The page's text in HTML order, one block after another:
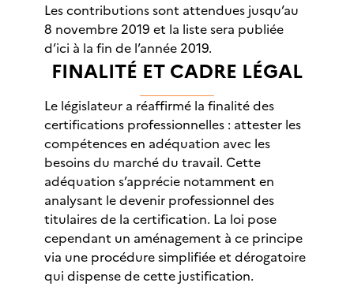
Les contributions sont attendues jusqu’au
8 novembre 2019 et la liste sera publiée
d’ici à la fin de l’année 2019.
FINALITÉ ET CADRE LÉGAL
Le législateur a réaffirmé la finalité des
certifications professionnelles : attester les
compétences en adéquation avec les
besoins du marché du travail. Cette
adéquation s’apprécie notamment en
analysant le devenir professionnel des
titulaires de la certification. La loi pose
cependant un aménagement à ce principe
via une procédure simplifiée et dérogatoire
qui dispense de cette justification.